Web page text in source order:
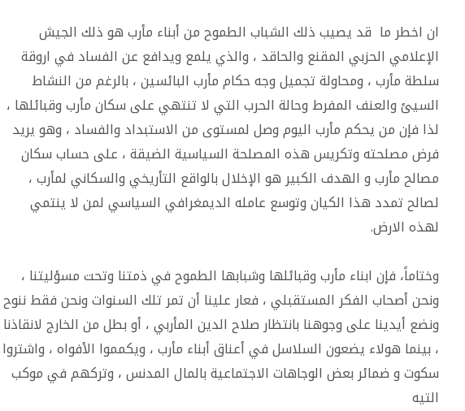
ان اخطر ما قد يصيب ذلك الشباب الطموح من أبناء مأرب هو ذلك الجيش
الإعلامي الحزبي المقنع والحاقد ، والذي يلمع ويدافع عن الفساد في اروقة
سلطة مأرب ، ومحاولة تجميل وجه حكام مأرب البائسين ، بالرغم من النشاط
السيئ والعنف المفرط وحالة الحرب التي لا تنتهي على سكان مأرب وقبائلها ،
لذا فإن من يحكم مأرب اليوم وصل لمستوى من الاستبداد والفساد ، وهو يريد
فرض مصلحته وتكريس هذه المصلحة السياسية الضيقة ، على حساب سكان
مصالح مأرب و الهدف الكبير هو الإخلال بالواقع التأريخي والسكاني لمأرب ،
لصالح تمدد هذا الكيان وتوسع عامله الديمغرافي السياسي لمن لا ينتمي
لهذه الارض.
وختاماً، فإن ابناء مأرب وقبائلها وشبابها الطموح في ذمتنا وتحت مسؤليتنا ،
ونحن أصحاب الفكر المستقبلي ، فعار علينا أن تمر تلك السنوات ونحن فقط ننوح
ونضع أيدينا على وجوهنا بانتظار صلاح الدين المأربي ، أو بطل من الخارج لانقاذنا
، بينما هولاء يضعون السلاسل في أعناق أبناء مأرب ، ويكمموا الأفواه ، واشتروا
سكوت و ضمائر بعض الوجاهات الاجتماعية بالمال المدنس ، وتركهم في موكب
التيه